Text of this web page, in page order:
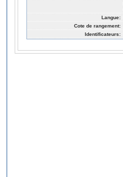
Langue:
Cote de rangement:
Identificateurs: